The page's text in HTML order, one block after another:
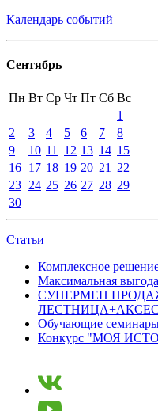
Календарь событий
Сентябрь
Пн Вт Ср Чт Пт Сб Вс
1
2
3 4 5 6 7
8
9
10 11 12 13 14 15
16 17 18 19 20 21
22
23 24 25 26 27 28 29
30
Статьи
Комплексное
Максимальная
СУПЕРМЕН
Обучающие
Конкурс "МОЯ